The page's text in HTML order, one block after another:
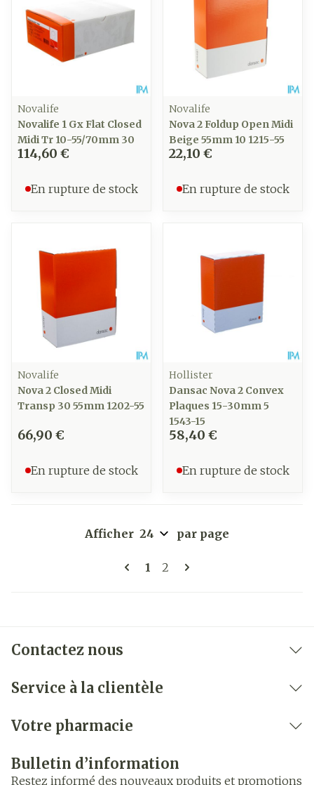
Novalife
Novalife 1 Gx Flat Closed
Midi Tr 10-55/70mm 30
114,60 €
En rupture de stock
Novalife
Nova 2 Foldup Open Midi
Beige 55mm 10 1215-55
22,10 €
En rupture de stock
Novalife
Nova 2 Closed Midi
Transp 30 55mm 1202-55
66,90 €
En rupture de stock
Hollister
Dansac Nova 2 Convex
Plaques 15-30mm 5
1543-15
58,40 €
En rupture de stock
Pages
Vous lisez actuellement la
1 Page
2
Afficher par page
Contactez nous
Service à la clientèle
Votre pharmacie
Bulletin d’information
Restez informé des nouveaux produits et promotions